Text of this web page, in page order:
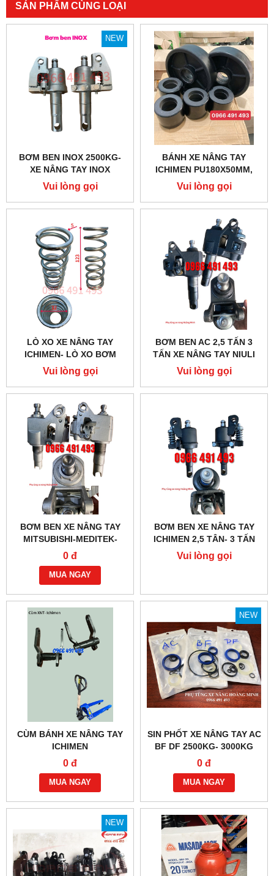
SẢN PHẨM CÙNG LOẠI
NEW
BƠM BEN INOX 2500KG-
XE NÂNG TAY INOX
Vui lòng gọi
BÁNH XE NÂNG TAY
ICHIMEN PU180X50MM,
PU80X70MM CHÍNH HÃNG
Vui lòng gọi
LÒ XO XE NÂNG TAY
ICHIMEN- LÒ XO BƠM
Vui lòng gọi
BƠM BEN AC 2,5 TẤN 3
TẤN XE NÂNG TAY NIULI
Vui lòng gọi
BƠM BEN XE NÂNG TAY
MITSUBISHI-MEDITEK-
NIULI BF 2,5 TẤN - 3 TẤN
0 đ
MUA NGAY
BƠM BEN XE NÂNG TAY
ICHIMEN 2,5 TÂN- 3 TẤN
Vui lòng gọi
CÙM BÁNH XE NÂNG TAY
ICHIMEN
0 đ
MUA NGAY
NEW
SIN PHỐT XE NÂNG TAY AC
BF DF 2500KG- 3000KG
0 đ
MUA NGAY
NEW